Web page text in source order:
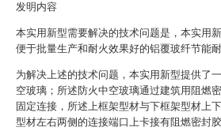
发明内容
本实用新型需要解决的技术问题是，本实用
便于批量生产和耐火效果好的铝覆玻纤节能耐
为解决上述的技术问题，本实用新型提供了
空玻璃；所述防火中空玻璃通过建筑用阻燃
固定连接，所述上框架型材与下框架型材上
型材左右两侧的连接端口上卡接有阻燃密封